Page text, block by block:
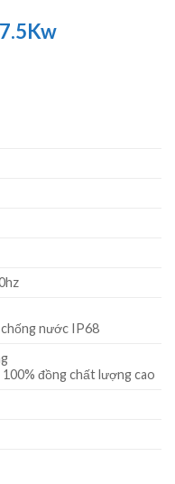
nước IP68
đồng chất lượng cao